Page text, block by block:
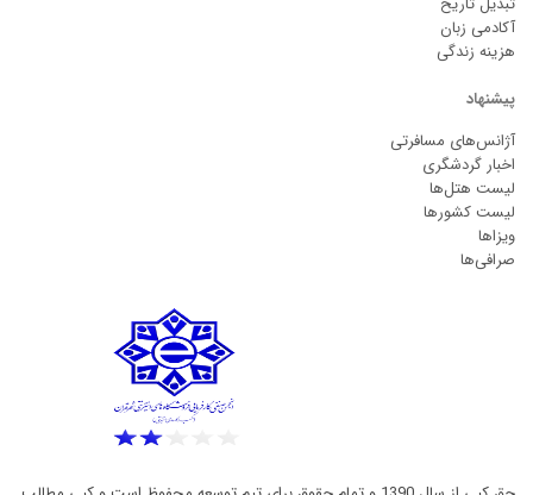
آکادمی زبان
هزینه زندگی
پیشنهاد
آژانس‌های مسافرتی
اخبار گردشگری
لیست هتل‌ها
لیست کشورها
ویزاها
صرافی‌ها